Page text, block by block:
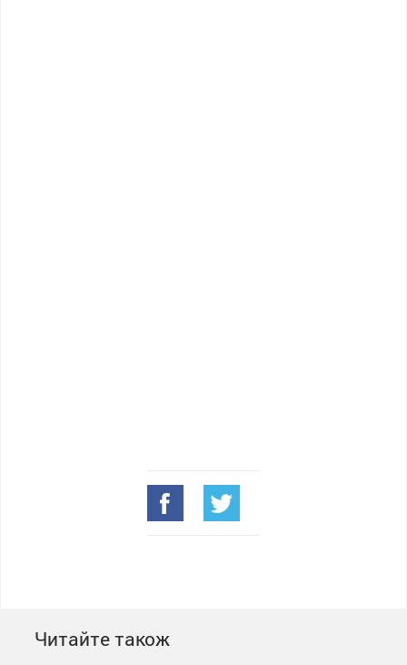
Читайте також